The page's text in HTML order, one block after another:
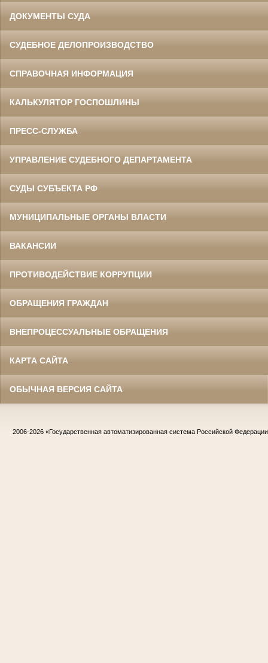
ДОКУМЕНТЫ СУДА
СУДЕБНОЕ ДЕЛОПРОИЗВОДСТВО
СПРАВОЧНАЯ ИНФОРМАЦИЯ
КАЛЬКУЛЯТОР ГОСПОШЛИНЫ
ПРЕСС-СЛУЖБА
УПРАВЛЕНИЕ СУДЕБНОГО ДЕПАРТАМЕНТА
СУДЫ СУБЪЕКТА РФ
МУНИЦИПАЛЬНЫЕ ОРГАНЫ ВЛАСТИ
ВАКАНСИИ
ПРОТИВОДЕЙСТВИЕ КОРРУПЦИИ
ОБРАЩЕНИЯ ГРАЖДАН
ВНЕПРОЦЕССУАЛЬНЫЕ ОБРАЩЕНИЯ
КАРТА САЙТА
ОБЫЧНАЯ ВЕРСИЯ САЙТА
2006-2026 «Государственная автоматизированная система Российской